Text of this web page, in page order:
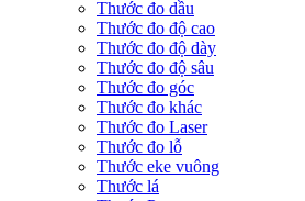
Thước đo dầu
Thước đo độ cao
Thước đo độ dày
Thước đo độ sâu
Thước đo góc
Thước đo khác
Thước đo Laser
Thước đo lỗ
Thước eke vuông
Thước lá